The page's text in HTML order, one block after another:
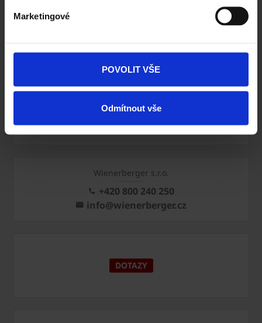
Marketingové
POVOLIT VŠE
Odmítnout vše
Terca / Penter
info@terca.cz
Wienerberger s.r.o.
+420 800 240 250
info@wienerberger.cz
DOTAZY